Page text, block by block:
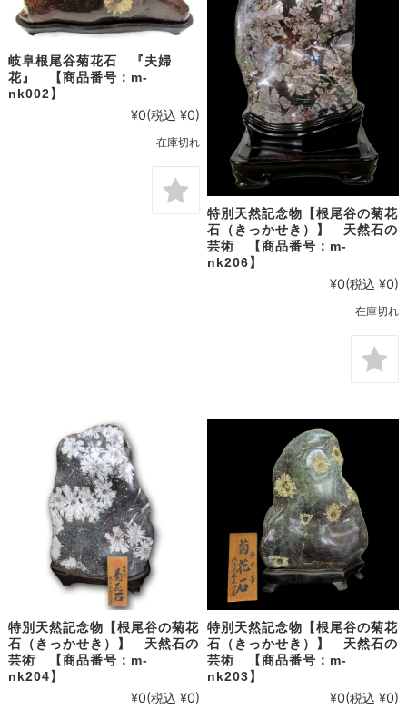
岐阜根尾谷菊花石 『夫婦
花』 【商品番号：m-
nk002】
¥0(税込 ¥0)
在庫切れ
特別天然記念物【根尾谷の菊花
石（きっかせき）】 天然石の
芸術 【商品番号：m-
nk206】
¥0(税込 ¥0)
在庫切れ
特別天然記念物【根尾谷の菊花
石（きっかせき）】 天然石の
芸術 【商品番号：m-
nk204】
¥0(税込 ¥0)
特別天然記念物【根尾谷の菊花
石（きっかせき）】 天然石の
芸術 【商品番号：m-
nk203】
¥0(税込 ¥0)